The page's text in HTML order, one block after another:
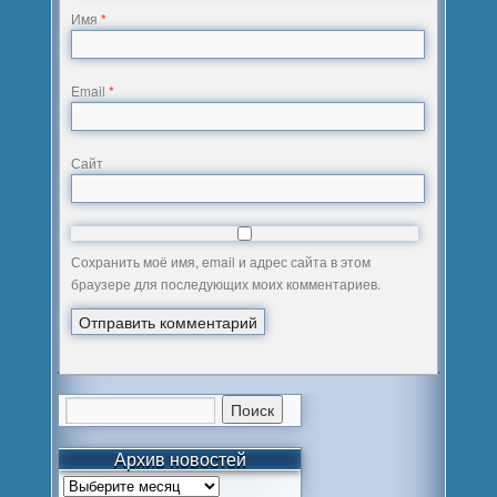
Имя*
Email*
Сайт
Сохранить моё имя, email и адрес сайта в этом
браузере для последующих моих комментариев.
Архив новостей